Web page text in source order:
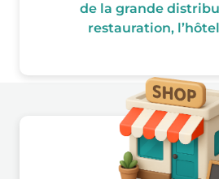
de la grande
restauration,